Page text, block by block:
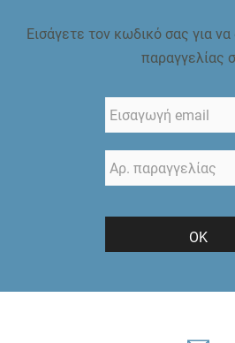
Εισάγετε τον κωδικό σας για
παραγγελίας
ΟΚ